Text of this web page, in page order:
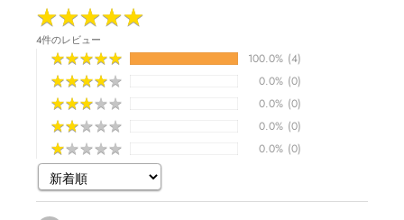
★★★★★
★★★★★
4件のレビュー
★★★★★
★★★★★ 100.0% (4)
★★★★★
★★★★★ 0.0% (0)
★★★★★
★★★★★ 0.0% (0)
★★★★★
★★★★★ 0.0% (0)
★★★★★
★★★★★ 0.0% (0)